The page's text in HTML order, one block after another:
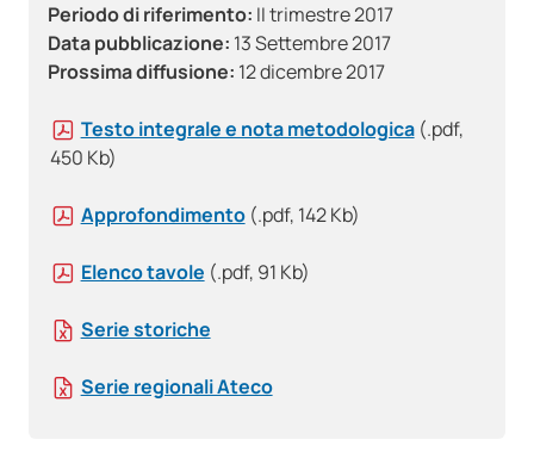
Periodo di riferimento: II trimestre 2017
Data pubblicazione: 13 Settembre 2017
Prossima diffusione: 12 dicembre 2017
Testo integrale e nota metodologica (.pdf,
450 Kb)
Approfondimento (.pdf, 142 Kb)
Elenco tavole (.pdf, 91 Kb)
Serie storiche
Serie regionali Ateco